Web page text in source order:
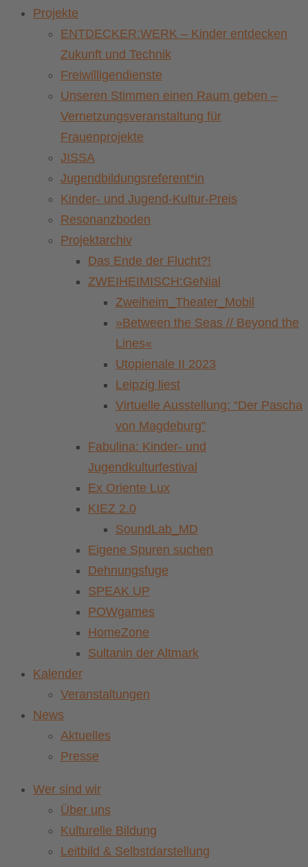
Projekte
ENTDECKER:WERK – Kinder entdecken
Zukunft und Technik
Freiwilligendienste
Unseren Stimmen einen Raum geben –
Vernetzungsveranstaltung für
Frauenprojekte
JISSA
Jugendbildungsreferent*in
Kinder- und Jugend-Kultur-Preis
Resonanzboden
Projektarchiv
Das Ende der Flucht?!
ZWEIHEIMISCH:GeNial
Zweiheim_Theater_Mobil
»Between the Seas // Beyond the
Lines«
Utopienale II 2023
Leipzig liest
Virtuelle Ausstellung: “Der Pascha
von Magdeburg”
Fabulina: Kinder- und
Jugendkulturfestival
Ex Oriente Lux
KIEZ 2.0
SoundLab_MD
Eigene Spuren suchen
Dehnungsfuge
SPEAK UP
POWgames
HomeZone
Sultanin der Altmark
Kalender
Veranstaltungen
News
Aktuelles
Presse
Wer sind wir
Über uns
Kulturelle Bildung
Leitbild & Selbstdarstellung